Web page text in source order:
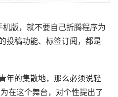
版，就不要自己折腾程序为
投稿功能、标签订阅，都是
年的集散地，那么必须说轻
在这个舞台，对个性提出了